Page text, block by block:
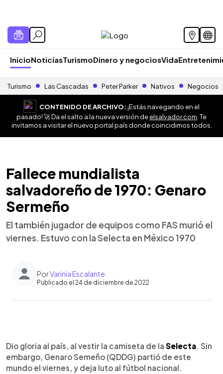
InicioNoticiasTurismoDinero y negociosVida
Turismo Las Cascadas Peter Parker Nativos Negocios
CONTENIDO DE ARCHIVO:¡Estás navegando en el
pasado! 🚀 Da el salto a la nueva versión deelsalvador.com . Te
invitamos a visitar el nuevo portal país donde coincidimos todos.
Fallece mundialista
salvadoreño de 1970: Genaro
Sermeño
El también jugador de equipos como FAS murió el
viernes. Estuvo con la Selecta en México 1970
PorVarinia Escalante
Publicado el 24 de diciembre de 2022
► Escuchar artículo
Dio gloria al país, al vestir la camiseta de la Selecta. Sin
embargo, Genaro Semeño (QDDG) partió de este
mundo el viernes, y deja luto al fútbol nacional.